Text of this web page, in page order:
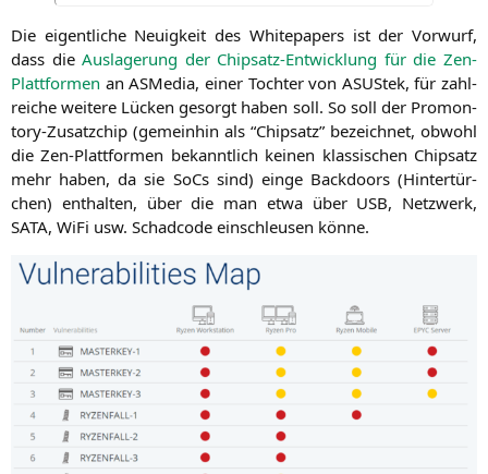
Die eigent­li­che Neu­ig­keit des White­pa­pers ist der Vor­wurf,
dass dieAus­la­ge­rung der Chip­satz-Ent­wick­lung für die Zen-
Platt­for­men an ASMe­dia, einer Toch­ter von ASUS­tek, für zahl­
rei­che wei­te­re Lücken gesorgt haben soll. So soll der Pro­mon­
to­ry-Zusatz­chip (gemein­hin als “Chip­satz” bezeich­net, obwohl
die Zen-Platt­for­men bekannt­lich kei­nen klas­si­schen Chip­satz
mehr haben, da sie SoCs sind) ein­ge Back­doors (Hin­ter­tür­
chen) ent­hal­ten, über die man etwa über USB, Netz­werk,
SATA, WiFi usw. Schad­code ein­schleu­sen könne.